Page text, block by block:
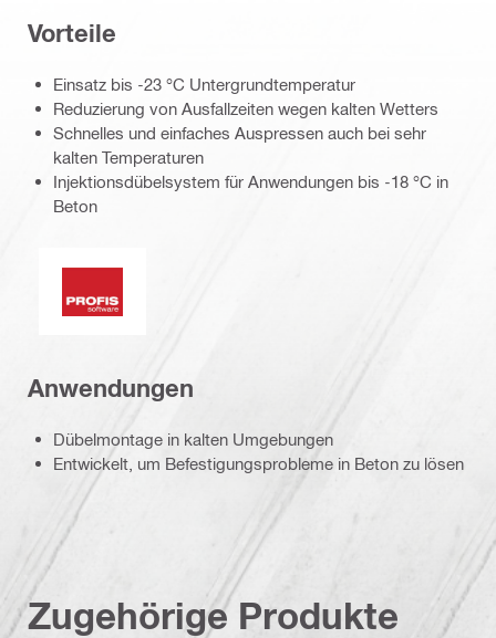
Vorteile
Einsatz bis -23 °C Untergrundtemperatur
Reduzierung von Ausfallzeiten wegen kalten Wetters
Schnelles und einfaches Auspressen auch bei sehr
kalten Temperaturen
Injektionsdübelsystem für Anwendungen bis -18 °C in
Beton
PROFIS Software
Anwendungen
Dübelmontage in kalten Umgebungen
Entwickelt, um Befestigungsprobleme in Beton zu lösen
Zugehörige Produkte